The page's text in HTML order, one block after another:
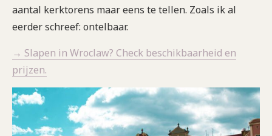
aantal kerktorens maar eens te tellen. Zoals ik al
eerder schreef: ontelbaar.
→ Slapen in Wroclaw? Check beschikbaarheid en
prijzen.